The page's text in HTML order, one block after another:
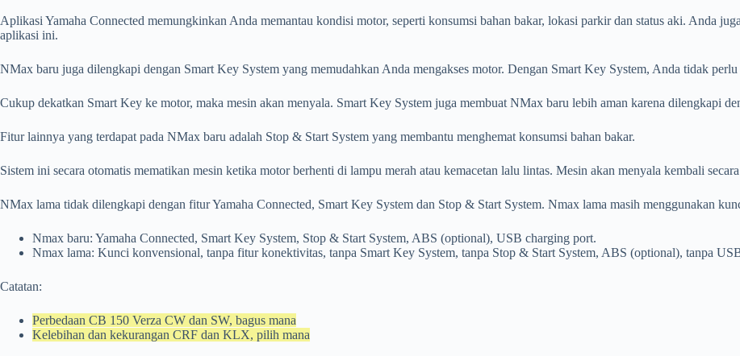
Aplikasi Yamaha Connected memungkinkan Anda memantau kondisi motor, seperti konsumsi bahan bakar, lokasi parkir dan status aki. Anda
aplikasi ini.
NMax baru juga dilengkapi dengan Smart Key System yang memudahkan Anda mengakses motor. Dengan Smart Key System, Anda tidak
Cukup dekatkan Smart Key ke motor, maka mesin akan menyala. Smart Key System juga membuat NMax baru lebih aman karena dilengkapi
Fitur lainnya yang terdapat pada NMax baru adalah Stop & Start System yang membantu menghemat konsumsi bahan bakar.
Sistem ini secara otomatis mematikan mesin ketika motor berhenti di lampu merah atau kemacetan lalu lintas. Mesin akan menyala kembali
NMax lama tidak dilengkapi dengan fitur Yamaha Connected, Smart Key System dan Stop & Start System. Nmax lama masih menggunakan
Nmax baru: Yamaha Connected, Smart Key System, Stop & Start System, ABS (optional), USB charging port.
Nmax lama: Kunci konvensional, tanpa fitur konektivitas, tanpa Smart Key System, tanpa Stop & Start System, ABS (optional), tanpa
Catatan:
Perbedaan CB 150 Verza CW dan SW, bagus mana
Kelebihan dan kekurangan CRF dan KLX, pilih mana